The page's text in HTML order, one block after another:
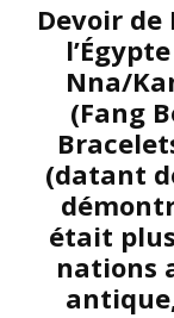
Devoir de
Nna/
(Fang
(datant
était
nations